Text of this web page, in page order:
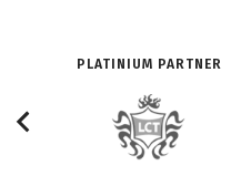
PLATINIUM PARTNER